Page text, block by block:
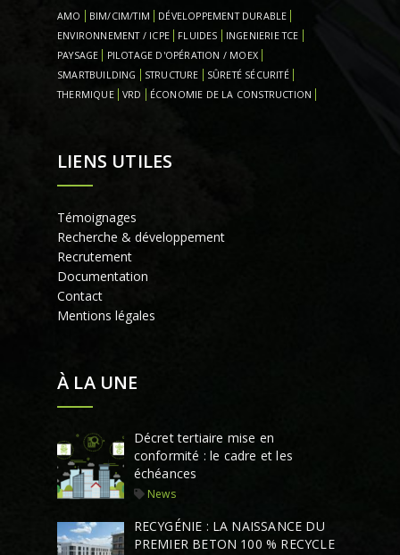
AMO BIM/CIM/TIM
DÉVELOPPEMENT DURABLE
ENVIRONNEMENT / ICPE
FLUIDES
INGENIERIE TCE
PAYSAGE
PILOTAGE D'OPÉRATION / MOEX
SMARTBUILDING
STRUCTURE
SÛRETÉ SÉCURITÉ
THERMIQUE
VRD ÉCONOMIE DE LA CONSTRUCTION
LIENS UTILES
Témoignages
Recherche & développement
Recrutement
Documentation
Contact
Mentions légales
À LA UNE
Décret tertiaire mise en
conformité : le cadre et les
échéances
News
RECYGÉNIE : LA NAISSANCE DU
PREMIER BETON 100 % RECYCLE